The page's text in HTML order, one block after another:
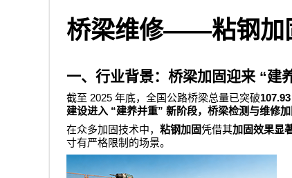
桥梁维修——粘钢加
一、行业背景：桥梁加固迎来 “建
截至 2025 年底，全国公路桥梁总量已突破107.93
建设进入 “建养并重” 新阶段，桥梁检测与维修
在众多加固技术中， 粘钢加固凭借其加固效果显
寸有严格限制的场景。